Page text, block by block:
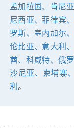
孟加拉国、 肯尼
尼西亚、菲律宾、
罗斯、 塞内加尔、
伦比亚、 意大利、
酋、 科威特、俄罗
沙尼亚、 柬埔寨、
利。